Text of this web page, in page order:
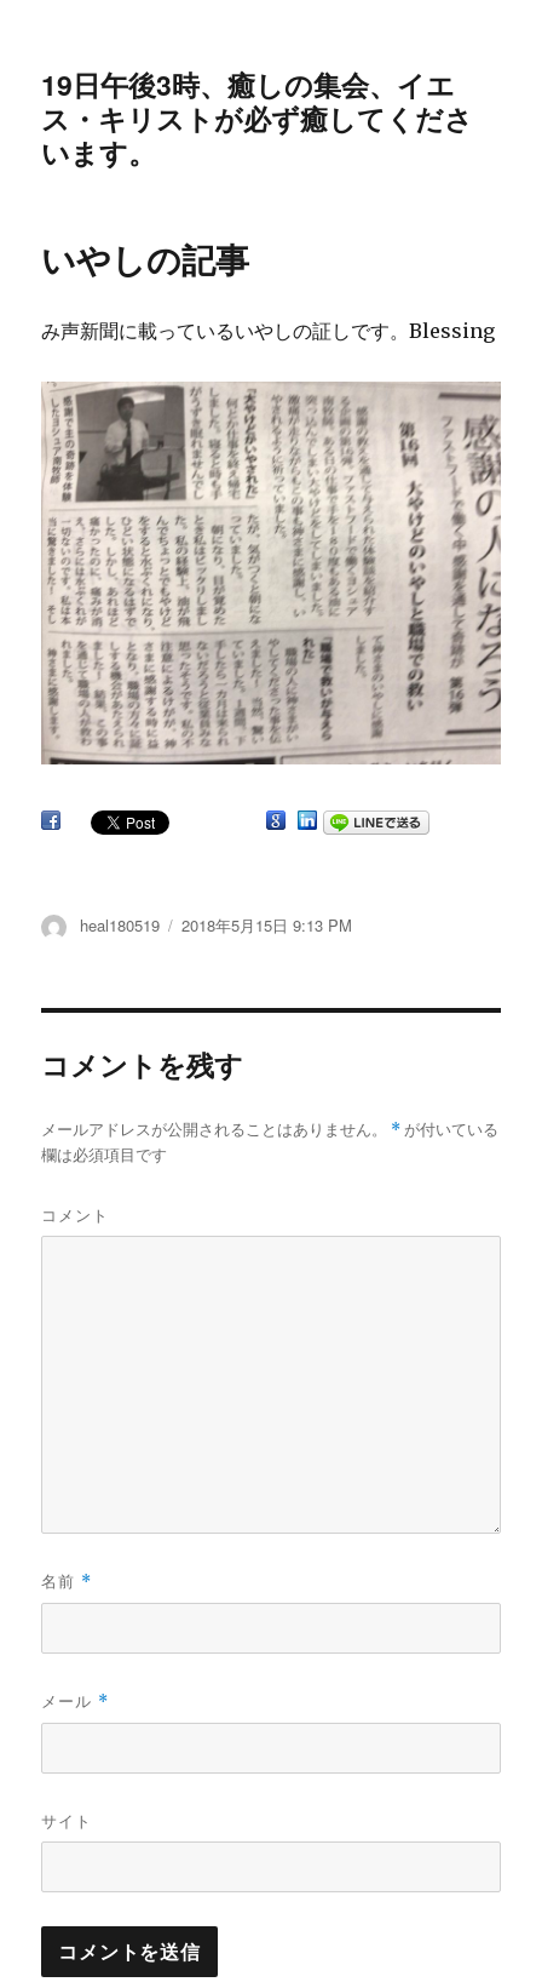
19日午後3時、癒しの集会、イエ
ス・キリストが必ず癒してくださ
います。
いやしの記事
み声新聞に載っているいやしの証しです。Blessing
投
heal180519
投
2018年5月15日 9:13 PM
コメントを残す
メールアドレスが公開されることはありません。 * が付いている
欄は必須項目です
コメント
名前 *
メール *
サイト